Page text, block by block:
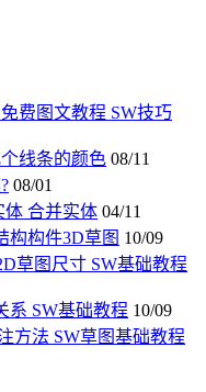
费图文教程 SW技巧
线条的颜色 08/11
08/01
体 合并实体 04/11
构构件3D草图 10/09
草图尺寸 SW基础教程
系 SW基础教程 10/09
方法 SW草图基础教程